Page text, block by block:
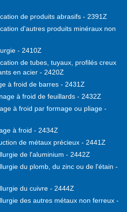
de produits abrasifs - 2391Z
d'autres produits minéraux non
- 2410Z
de tubes, tuyaux, profilés creux
en acier - 2420Z
à froid de barres - 2431Z
à froid de feuillards - 2432Z
à froid par formage ou pliage -
à froid - 2434Z
de métaux précieux - 2441Z
de l'aluminium - 2442Z
du plomb, du zinc ou de l'étain -
du cuivre - 2444Z
des autres métaux non ferreux -